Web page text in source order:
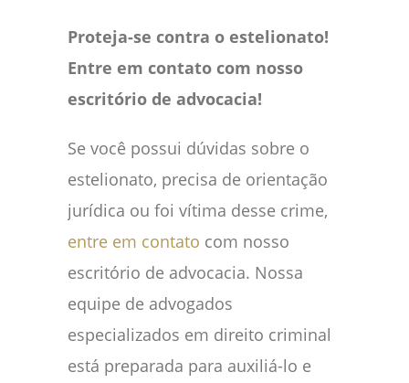
Proteja-se contra o estelionato!
Entre em contato com nosso
escritório de advocacia!
Se você possui dúvidas sobre o
estelionato, precisa de orientação
jurídica ou foi vítima desse crime,
entre em contato com nosso
escritório de advocacia. Nossa
equipe de advogados
especializados em direito criminal
está preparada para auxiliá-lo e